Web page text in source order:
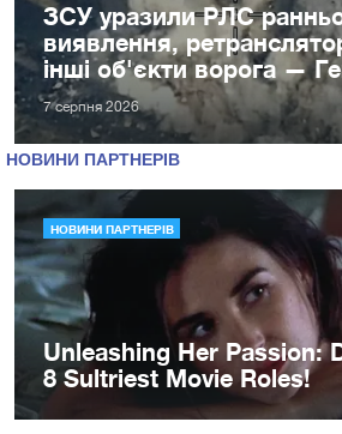
ЗСУ уразили РЛС
виявлення,
інші об'єкти ворога —
7 серпня 2026